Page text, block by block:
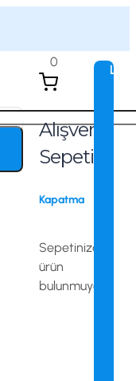
0
Alışveriş
Sepeti
Kapatma
Sepetinizde
ürün
bulunmuyor.